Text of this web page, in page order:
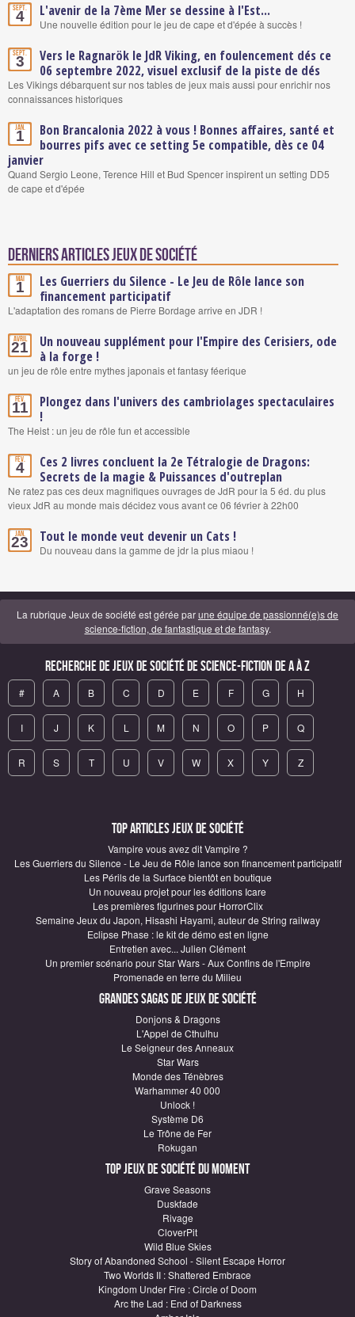
Sept.
4 L'avenir de la 7ème Mer se dessine à l'Est...
Une nouvelle édition pour le jeu de cape et d'épée à succès !
Sept.
3
Vers le Ragnarök le JdR Viking, en foulencement dés ce
06 septembre 2022, visuel exclusif de la piste de dés
Les Vikings débarquent sur nos tables de jeux mais aussi pour enrichir nos
connaissances historiques
Jan.
1
Bon Brancalonia 2022 à vous ! Bonnes affaires, santé et
bourres pifs avec ce setting 5e compatible, dès ce 04
janvier
Quand Sergio Leone, Terence Hill et Bud Spencer inspirent un setting DD5
de cape et d'épée
Derniers articles Jeux de société
Mai
1
Les Guerriers du Silence - Le Jeu de Rôle lance son
financement participatif
L'adaptation des romans de Pierre Bordage arrive en JDR !
Avril
21
Un nouveau supplément pour l'Empire des Cerisiers, ode
à la forge !
un jeu de rôle entre mythes japonais et fantasy féerique
Fév.
11
Plongez dans l'univers des cambriolages spectaculaires
!
The Heist : un jeu de rôle fun et accessible
Fév.
4
Ces 2 livres concluent la 2e Tétralogie de Dragons:
Secrets de la magie & Puissances d'outreplan
Ne ratez pas ces deux magnifiques ouvrages de JdR pour la 5 éd. du plus
vieux JdR au monde mais décidez vous avant ce 06 février à 22h00
Jan.
23 Tout le monde veut devenir un Cats !
Du nouveau dans la gamme de jdr la plus miaou !
La rubrique Jeux de société est gérée parune équipe de passionné(e)s de
science-fiction, de fantastique et de fantasy.
Recherche de Jeux de société de science-fiction de A à Z
# A B C D E F G H
I J K L M N O P Q
R S T U V W X Y Z
Top articles Jeux de société
Vampire vous avez dit Vampire ?
Les Guerriers du Silence - Le Jeu de Rôle lance son financement participatif
Les Périls de la Surface bientôt en boutique
Un nouveau projet pour les éditions Icare
Les premières figurines pour HorrorClix
Semaine Jeux du Japon, Hisashi Hayami, auteur de String railway
Eclipse Phase : le kit de démo est en ligne
Entretien avec... Julien Clément
Un premier scénario pour Star Wars - Aux Confins de l'Empire
Promenade en terre du Milieu
Grandes sagas de Jeux de société
Donjons & Dragons
L'Appel de Cthulhu
Le Seigneur des Anneaux
Star Wars
Monde des Ténèbres
Warhammer 40 000
Unlock !
Système D6
Le Trône de Fer
Rokugan
Top Jeux de société du moment
Grave Seasons
Duskfade
Rivage
CloverPit
Wild Blue Skies
Story of Abandoned School - Silent Escape Horror
Two Worlds II : Shattered Embrace
Kingdom Under Fire : Circle of Doom
Arc the Lad : End of Darkness